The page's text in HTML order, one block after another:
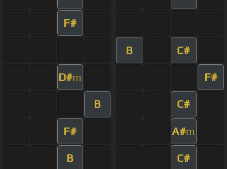
F#
B C#
D#m F#
B C#
F# A#m
B C#